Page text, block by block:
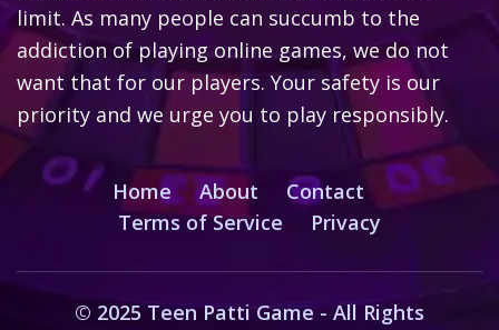
limit. As many people can succumb to the
addiction of playing online games, we do not
want that for our players. Your safety is our
priority and we urge you to play responsibly.
Home About
Contact
Terms of Service
Privacy
© 2025 Teen Patti Game - All Rights